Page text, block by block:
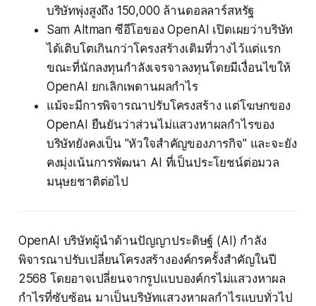
บริษัทพุ่งสูงถึง 150,000 ล้านดอลลาร์สหรัฐ
Sam Altman ซีอีโอของ OpenAI เปิดเผยว่าบริษัท
ได้เติบโตเกินกว่าโครงสร้างเดิมที่วางไว้แต่แรก
ขณะที่นักลงทุนกำลังเจรจาลงทุนโดยมีเงื่อนไขให้
OpenAI ยกเลิกเพดานผลกำไร
แม้จะมีการพิจารณาปรับโครงสร้าง แต่โฆษกของ
OpenAI ยืนยันว่าส่วนไม่แสวงหาผลกำไรของ
บริษัทยังคงเป็น "หัวใจสำคัญของภารกิจ" และจะยัง
คงมุ่งเน้นการพัฒนา AI ที่เป็นประโยชน์ต่อมวล
มนุษยชาติต่อไป
OpenAI บริษัทผู้นำด้านปัญญาประดิษฐ์ (AI) กำลัง
พิจารณาปรับเปลี่ยนโครงสร้างองค์กรครั้งสำคัญในปี
2568 โดยอาจเปลี่ยนจากรูปแบบองค์กรไม่แสวงหาผล
กำไรที่ซับซ้อน มาเป็นบริษัทแสวงหาผลกำไรแบบทั่วไป